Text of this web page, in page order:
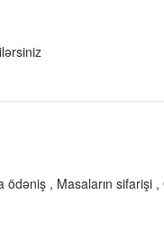
ödəniş Masaların sifarişi